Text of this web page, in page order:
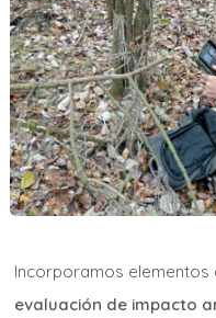
Incorporamos elementos
evaluación de impacto